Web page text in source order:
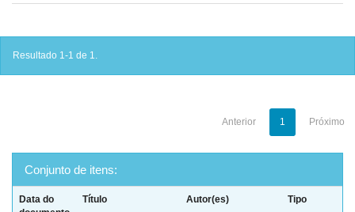
Resultado 1-1 de 1.
Anterior 1 Próximo
Conjunto de itens:
Data do
Título Autor(es) Tipo